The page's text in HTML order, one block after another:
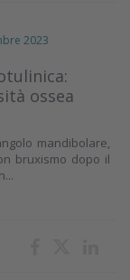
2023
ossea
mandibolare,
bruxismo dopo il